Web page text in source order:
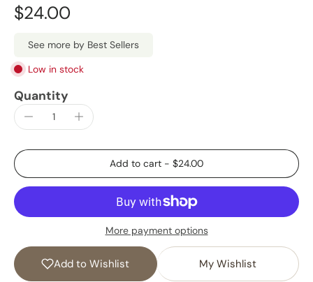
$24.00
See more by Best Sellers
Low in stock
Quantity
Add to cart - $24.00
More payment options
Add to Wishlist My Wishlist